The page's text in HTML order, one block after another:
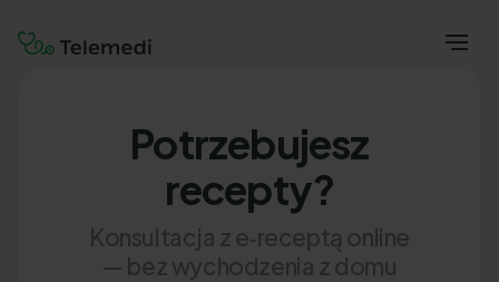
Potrzebujesz
recepty?
Konsultacja z e‑receptą online
— bez wychodzenia z domu